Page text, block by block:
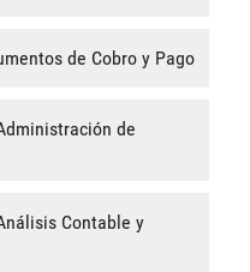
de Cobro y Pago
de
Contable y